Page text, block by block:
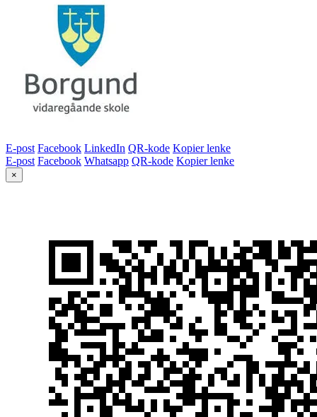
E-post Facebook LinkedIn QR-kode Kopier lenke
E-post Facebook Whatsapp QR-kode Kopier lenke
×